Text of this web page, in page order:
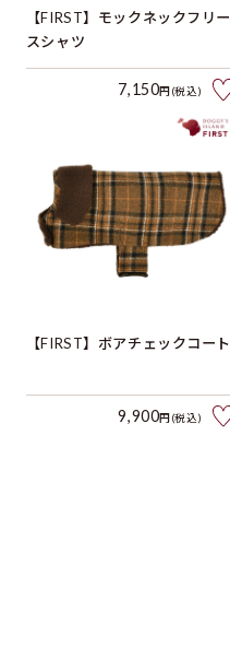
【FIRST】モックネックフリー
スシャツ
7,150円(税込)
【FIRST】ボアチェックコート
9,900円(税込)